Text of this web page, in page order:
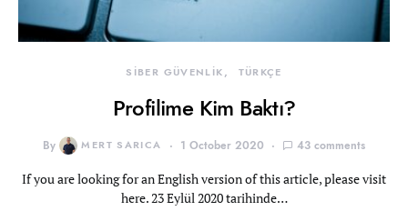
SİBER GÜVENLİK TÜRKÇE
Profilime Kim Baktı?
By MERT SARICA 1 October 2020 43 comments
If you are looking for an English version of this article, please visit
here. 23 Eylül 2020 tarihinde…